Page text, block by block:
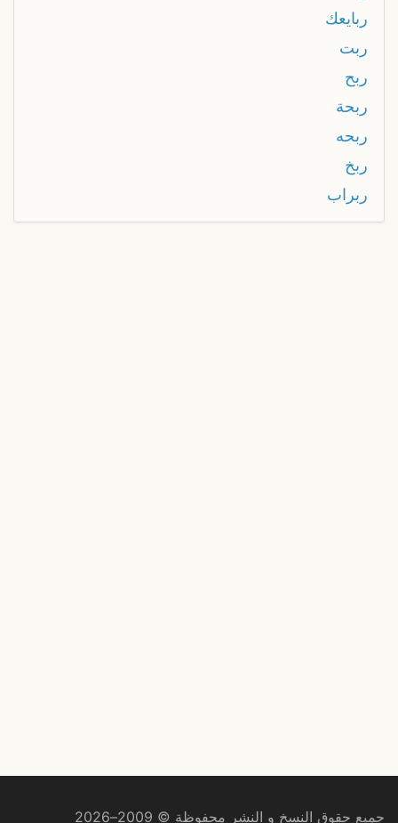
ربايعك
ربت
ربح
ربحة
ربحه
ربخ
ربراب
جميع حقوق النسخ و النشر محفوظة © 2009–2026